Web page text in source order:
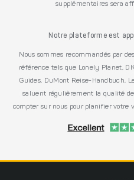
supplémentaires sera
Notre plateforme est
Nous sommes recommandés par
référence tels que Lonely Planet,
Guides, DuMont Reise-Handbuch,
saluent régulièrement la qualité
compter sur nous pour planifier votre